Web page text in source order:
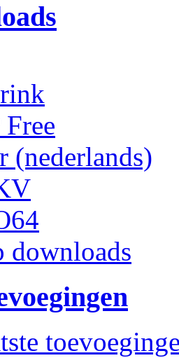
(nederlands)
downloads